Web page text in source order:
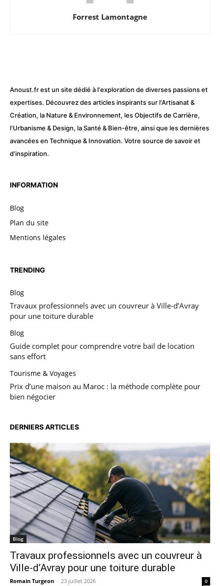
Forrest Lamontagne
Anoust.fr est un site dédié à l'exploration de diverses passions et
expertises. Découvrez des articles inspirants sur l'Artisanat &
Création, la Nature & Environnement, les Objectifs de Carrière,
l'Urbanisme & Design, la Santé & Bien-être, ainsi que les dernières
avancées en Technique & Innovation. Votre source de savoir et
d'inspiration.
INFORMATION
Blog
Plan du site
Mentions légales
TRENDING
Blog
Travaux professionnels avec un couvreur à Ville-d’Avray
pour une toiture durable
Blog
Guide complet pour comprendre votre bail de location
sans effort
Tourisme & Voyages
Prix d’une maison au Maroc : la méthode complète pour
bien négocier
DERNIERS ARTICLES
Blog
Travaux professionnels avec un couvreur à
Ville-d’Avray pour une toiture durable
Romain Turgeon - 23 juillet 2026 0